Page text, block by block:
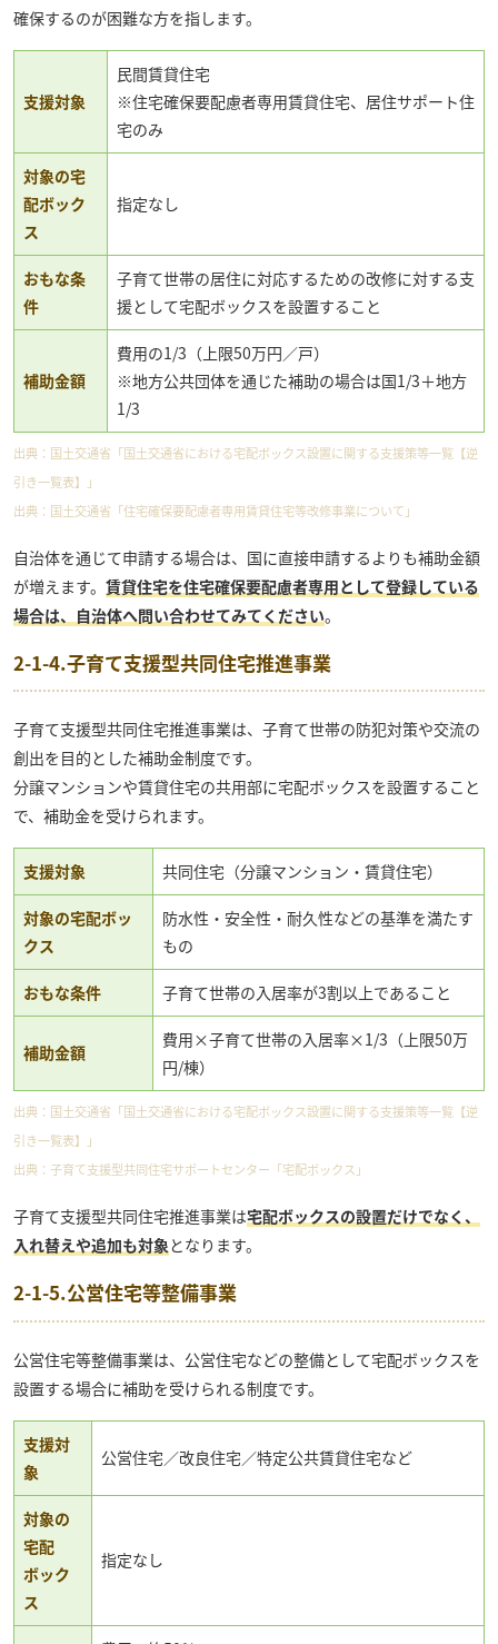
確保するのが困難な方を指します。
支援対象
民間賃貸住宅
※住宅確保要配慮者専用賃貸住宅、居住サポート住
宅のみ
対象の宅
配ボック
ス
指定なし
おもな条
件
子育て世帯の居住に対応するための改修に対する支
援として宅配ボックスを設置すること
補助金額
費用の1/3（上限50万円／戸）
※地方公共団体を通じた補助の場合は国1/3＋地方
1/3
出典： 国土交通省「国土交通省における宅配ボックス設置に関する支援策等一覧【逆
引き一覧表】」
出典： 国土交通省「住宅確保要配慮者専用賃貸住宅等改修事業について」
自治体を通じて申請する場合は、国に直接申請するよりも補助金額
が増えます。 賃貸住宅を住宅確保要配慮者専用として登録している
場合は、自治体へ問い合わせてみてください。
2-1-4.子育て支援型共同住宅推進事業
子育て支援型共同住宅推進事業は、子育て世帯の防犯対策や交流の
創出を目的とした補助金制度です。
分譲マンションや賃貸住宅の共用部に宅配ボックスを設置すること
で、補助金を受けられます。
支援対象 共同住宅（分譲マンション・賃貸住宅）
対象の宅配ボッ
クス
防水性・安全性・耐久性などの基準を満たす
もの
おもな条件 子育て世帯の入居率が3割以上であること
補助金額
費用×子育て世帯の入居率×1/3（上限50万
円/棟）
出典： 国土交通省「国土交通省における宅配ボックス設置に関する支援策等一覧【逆
引き一覧表】」
出典： 子育て支援型共同住宅サポートセンター「宅配ボックス」
子育て支援型共同住宅推進事業は宅配ボックスの設置だけでなく、
入れ替えや追加も対象 となります。
2-1-5.公営住宅等整備事業
公営住宅等整備事業は、公営住宅などの整備として宅配ボックスを
設置する場合に補助を受けられる制度です。
支援対
象
公営住宅／改良住宅／特定公共賃貸住宅など
対象の
宅配
ボック
ス
指定なし